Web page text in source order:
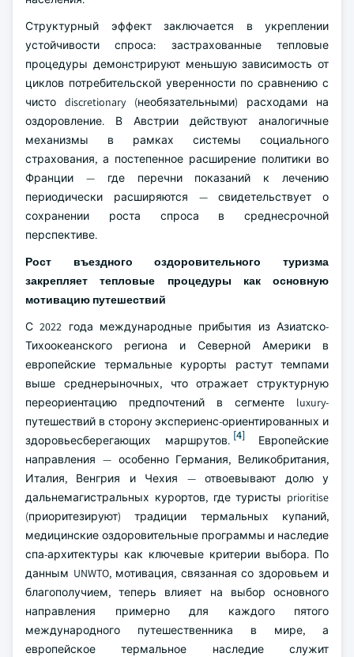
Структурный эффект заключается в укреплении
устойчивости спроса: застрахованные тепловые
процедуры демонстрируют меньшую зависимость от
циклов потребительской уверенности по сравнению с
чисто discretionary (необязательными) расходами на
оздоровление. В Австрии действуют аналогичные
механизмы в рамках системы социального
страхования, а постепенное расширение политики во
Франции — где перечни показаний к лечению
периодически расширяются — свидетельствует о
сохранении роста спроса в среднесрочной
перспективе.
Рост въездного оздоровительного туризма
закрепляет тепловые процедуры как основную
мотивацию путешествий
С 2022 года международные прибытия из Азиатско-
Тихоокеанского региона и Северной Америки в
европейские термальные курорты растут темпами
выше среднерыночных, что отражает структурную
переориентацию предпочтений в сегменте luxury-
путешествий в сторону экспериенс-ориентированных и
здоровьесберегающих маршрутов. [4]Европейские
направления — особенно Германия, Великобритания,
Италия, Венгрия и Чехия — отвоевывают долю у
дальнемагистральных курортов, где туристы prioritise
(приоритезируют) традиции термальных купаний,
медицинские оздоровительные программы и наследие
спа-архитектуры как ключевые критерии выбора. По
данным UNWTO, мотивация, связанная со здоровьем и
благополучием, теперь влияет на выбор основного
направления примерно для каждого пятого
международного путешественника в мире, а
европейское термальное наследие служит